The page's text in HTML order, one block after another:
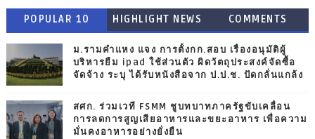
POPULAR 10 HIGHLIGHT NEWS COMMENTS
ม.รามคำแหง แจง การตั้งกก.สอบ เรื่องอนุมัติผู้
บริหารยืม ipad ใช้ส่วนตัว ผิดวัตถุประสงค์จัดซื้อ
จัดจ้าง ระบุ ได้รับหนังสือจาก ป.ป.ช. ปัดกลั่นแกล้ง
สศก. ร่วมเวที FSMM ชูบทบาทภาครัฐขับเคลื่อน
การลดการสูญเสียอาหารและขยะอาหาร เพื่อความ
มั่นคงอาหารอย่างยั่งยืน